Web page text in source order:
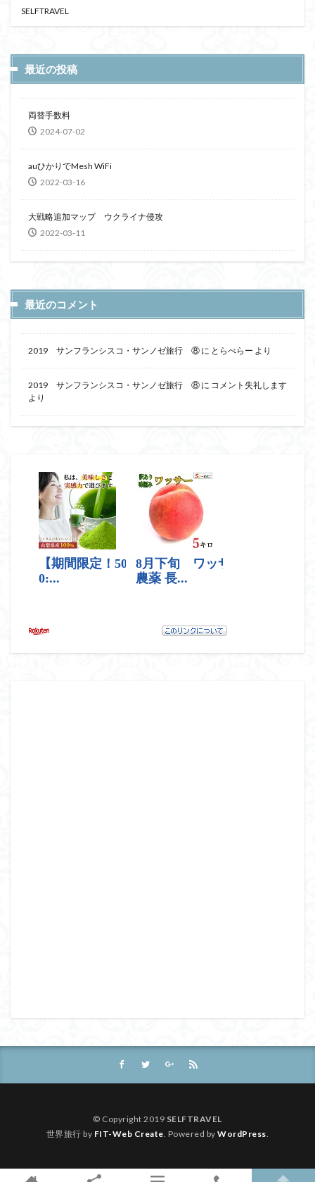
SELFTRAVEL
最近の投稿
両替手数料
2024-07-02
auひかりでMesh WiFi
2022-03-16
大戦略追加マップ ウクライナ侵攻
2022-03-11
最近のコメント
2019 サンフランシスコ・サンノゼ旅行 ⑧ に とらべらー より
2019 サンフランシスコ・サンノゼ旅行 ⑧ に コメント失礼します
より
© Copyright 2019 SELFTRAVEL
世界旅行 by FIT-Web Create . Powered byWordPress